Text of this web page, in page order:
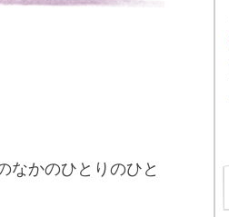
なかのひとりのひと